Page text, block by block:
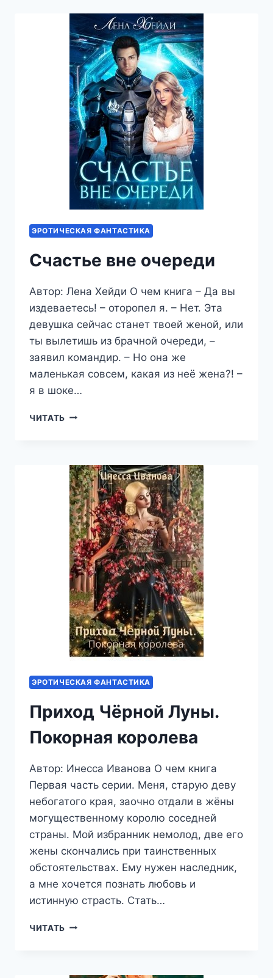
ЭРОТИЧЕСКАЯ ФАНТАСТИКА
Счастье вне очереди
Автор: Лена Хейди О чем книга – Да вы
издеваетесь! – оторопел я. – Нет. Эта
девушка сейчас станет твоей женой, или
ты вылетишь из брачной очереди, –
заявил командир. – Но она же
маленькая совсем, какая из неё жена?! –
я в шоке…
ЧИТАТЬ СЧАСТЬЕ
ЭРОТИЧЕСКАЯ ФАНТАСТИКА
Приход Чёрной Луны.
Покорная королева
Автор: Инесса Иванова О чем книга
Первая часть серии. Меня, старую деву
небогатого края, заочно отдали в жёны
могущественному королю соседней
страны. Мой избранник немолод, две его
жены скончались при таинственных
обстоятельствах. Ему нужен наследник,
а мне хочется познать любовь и
истинную страсть. Стать…
ЧИТАТЬ ПРИХОД